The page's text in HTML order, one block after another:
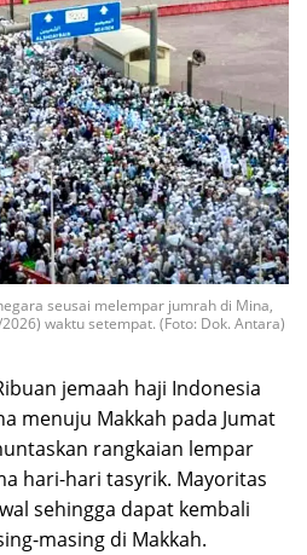
seusai melempar jumrah di Mina,
waktu setempat. (Foto: Dok. Antara)
jemaah haji Indonesia
menuju Makkah pada Jumat
rangkaian lempar
hari-hari tasyrik. Mayoritas
sehingga dapat kembali
masing di Makkah.